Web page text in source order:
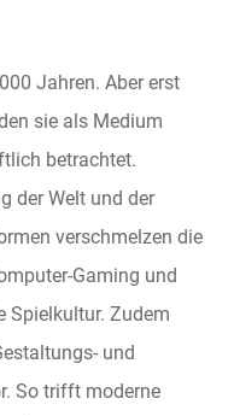
Jahren. Aber erst
sie als Medium
betrachtet.
der Welt und der
verschmelzen die
Gaming und
Spielkultur. Zudem
und
So trifft moderne